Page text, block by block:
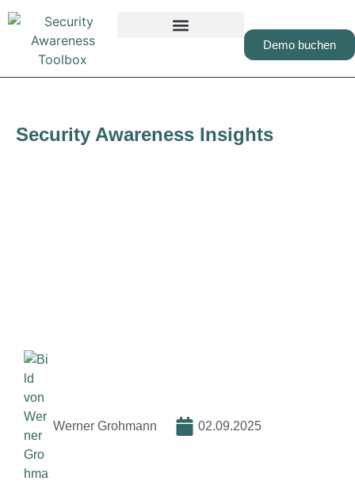
Demo buchen
Security Awareness Insights
Werner Grohmann 02.09.2025